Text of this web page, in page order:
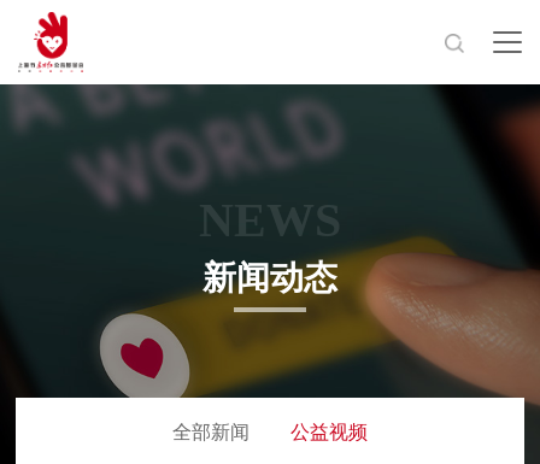
NEWS
新闻动态
全部新闻 公益视频